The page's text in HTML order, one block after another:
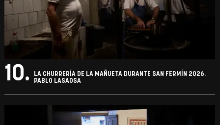
10.
LA CHURRERÍA DE LA MAÑUETA DURANTE SAN FERMÍN 2026.
PABLO LASAOSA